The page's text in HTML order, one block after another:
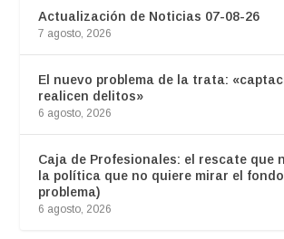
Actualización de Noticias 07-08-26
7 agosto, 2026
El nuevo problema de la trata:
realicen delitos»
6 agosto, 2026
Caja de Profesionales: el rescate que
la política que no quiere mirar el fondo
problema)
6 agosto, 2026